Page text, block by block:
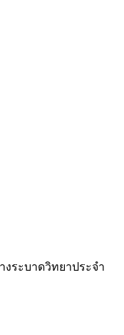
งระบาดวิทยาประจำ